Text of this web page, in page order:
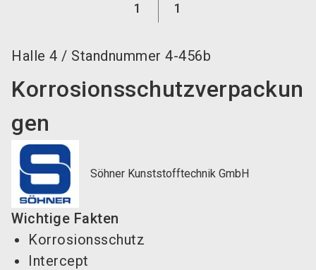
1 1
Halle 4 / Standnummer 4-456b
Korrosionsschutzverpackun
gen
Söhner Kunststofftechnik GmbH
Wichtige Fakten
Korrosionsschutz
Intercept